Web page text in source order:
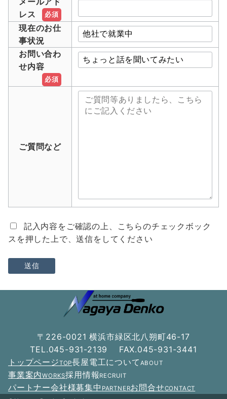
レス
必須
現在のお仕
事状況
お問い合わ
せ内容
必須
ご質問など
記入内容をご確認の上、こちらのチェックボック
スを押した上で、送信をしてください
〒226-0021 横浜市緑区北八朔町46-17
TEL.045-931-2139 FAX.045-931-3441
トップページTOP長屋電工について ABOUT
事業案内WORKS採用情報 RECRUIT
パートナー会社様募集中 PARTNERお問合せCONTACT